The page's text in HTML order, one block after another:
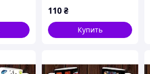
110₴
Купить